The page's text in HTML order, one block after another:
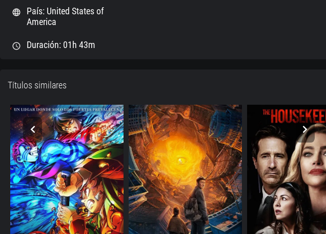
language
País: United States of
America
schedule Duración: 01h 43m
Títulos similares